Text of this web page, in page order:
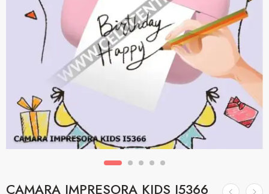
CAMARA IMPRESORA KIDS I5366